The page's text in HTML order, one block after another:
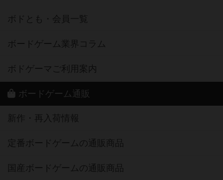
ボドとも・会員一覧
ボードゲーム業界コラム
ボドゲーマご利用案内
ボードゲーム通販
新作・再入荷情報
定番ボードゲームの通販商品
国産ボードゲームの通販商品